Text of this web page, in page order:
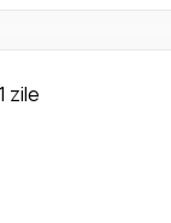
zile